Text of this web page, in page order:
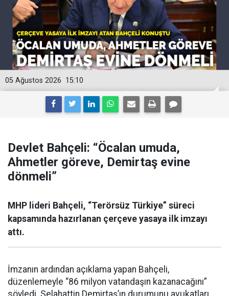
15:10
05 Ağustos 2026
Devlet Bahçeli: “Öcalan umuda,
Ahmetler göreve, Demirtaş evine
dönmeli”
MHP lideri Bahçeli, “Terörsüz Türkiye” süreci
kapsamında hazırlanan çerçeve yasaya ilk imzayı
attı.
İmzanın ardından açıklama yapan Bahçeli,
düzenlemeyle “86 milyon vatandaşın kazanacağını”
söyledi. Selahattin Demirtaş’ın durumunu avukatları